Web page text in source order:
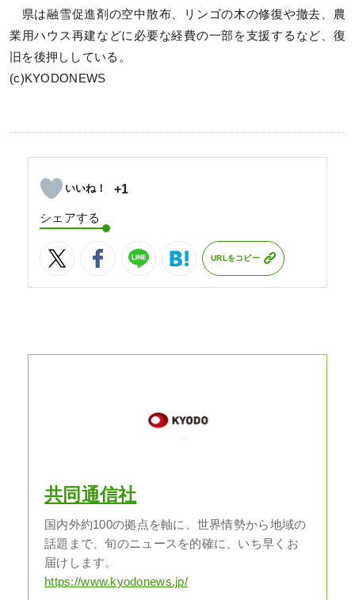
県は融雪促進剤の空中散布、リンゴの木の修復や撤去、農
業用ハウス再建などに必要な経費の一部を支援するなど、復
旧を後押ししている。
(c)KYODONEWS
+1
シェアする
URLをコピー
共同通信社
国内外約100の拠点を軸に、世界情勢から地域の
話題まで、旬のニュースを的確に、いち早くお
届けします。
https://www.kyodonews.jp/